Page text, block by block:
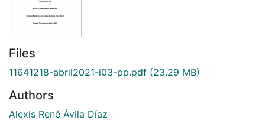
Files
11641218-abril2021-i03-pp.pdf (23.29 MB)
Authors
Alexis René Ávila Díaz